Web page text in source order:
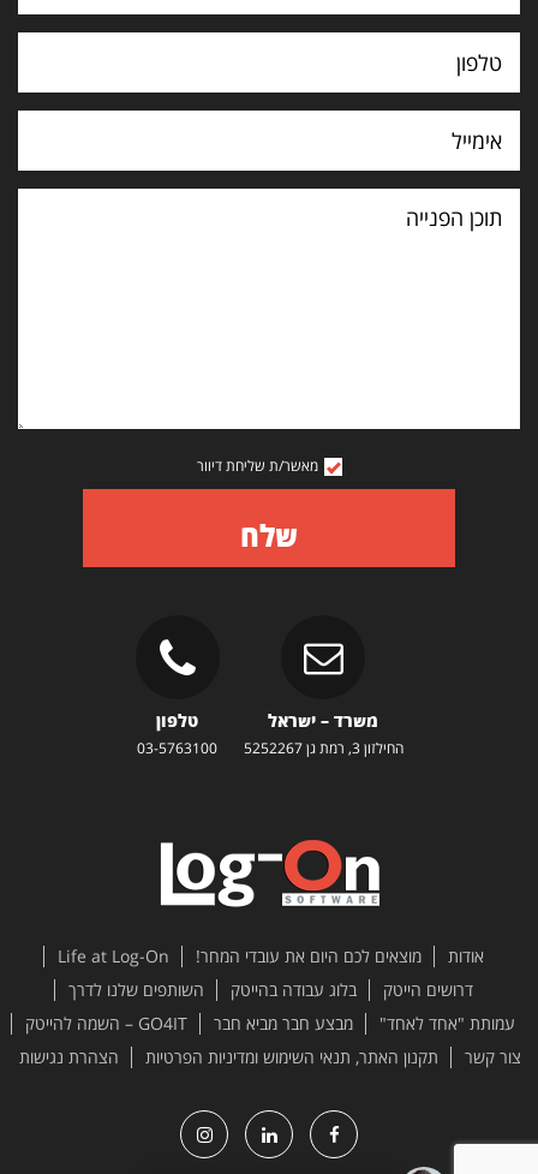
תוכן
הפנייה
מאשר/ת שליחת דיוור
שלח
משרד – ישראל
החילזון 3, רמת גן 5252267
טלפון
03-5763100
אודות מוצאים לכם היום את עובדי המחר!
Life at Log-On
דרושים הייטק
בלוג עבודה בהייטק
השותפים שלנו לדרך
עמותת "אחד לאחד"
מבצע חבר מביא חבר
GO4IT – השמה להייטק
צור קשר
תקנון האתר, תנאי השימוש ומדיניות הפרטיות הצהרת נגישות